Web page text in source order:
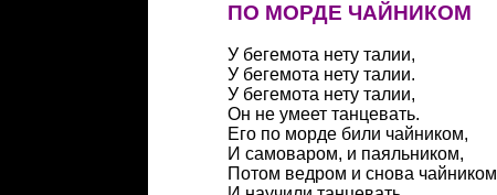
ПО МОРДЕ ЧАЙНИКОМ
У бегемота нету талии,
У бегемота нету талии.
У бегемота нету талии,
Он не умеет танцевать.
Его по морде били чайником,
И самоваром, и паяльником,
Потом ведром и снова чайником